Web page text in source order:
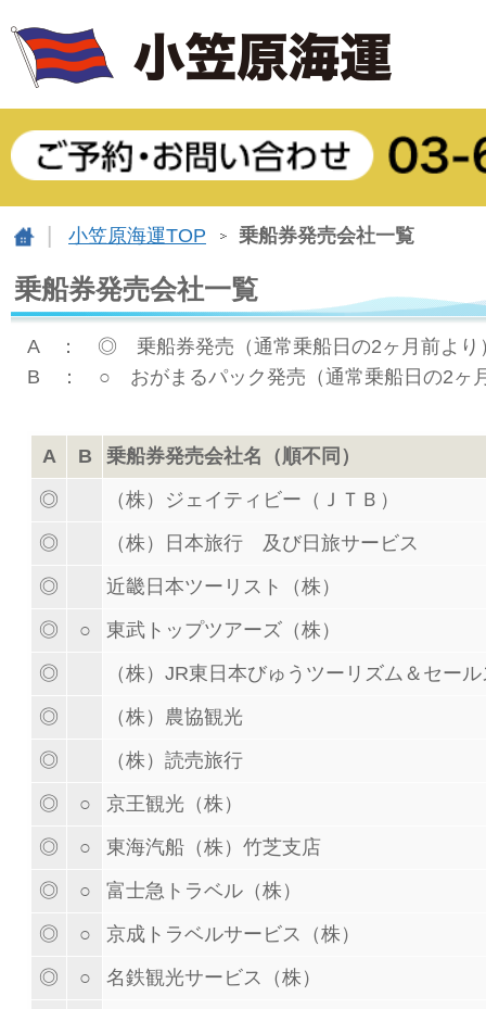
小笠原海運TOP 乗船券発売会社一覧
乗船券発売会社一覧
A ： ◎ 乗船券発売（通常乗船日の2ヶ月前より
B ： ○ おがまるパック発売（通常乗船日の2ヶ
A B
乗船券発売会社名（順不同）
◎
（株）ジェイティビー（ＪＴＢ）
◎
（株）日本旅行 及び日旅サービス
◎
近畿日本ツーリスト（株）
◎
○
東武トップツアーズ（株）
◎
（株）JR東日本びゅうツーリズム＆セール
◎
（株）農協観光
◎
（株）読売旅行
◎
○
京王観光（株）
◎
○
東海汽船（株）竹芝支店
◎
○
富士急トラベル（株）
◎
○
京成トラベルサービス（株）
◎
○
名鉄観光サービス（株）